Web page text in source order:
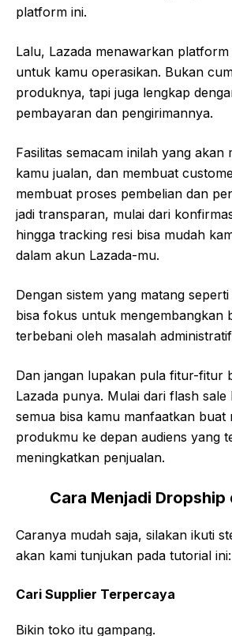
platform ini.
Lalu, Lazada menawarkan
untuk kamu operasikan. Bukan
produknya, tapi juga lengkap
pembayaran dan pengirimannya.
Fasilitas semacam inilah yang akan
kamu jualan, dan membuat
membuat proses pembelian dan
jadi transparan, mulai dari
hingga tracking resi bisa mudah
dalam akun Lazada-mu.
Dengan sistem yang matang
bisa fokus untuk mengembangkan
terbebani oleh masalah
Dan jangan lupakan pula fitur-fitur
Lazada punya. Mulai dari flash sale
semua bisa kamu manfaatkan buat
produkmu ke depan audiens yang
meningkatkan penjualan.
Cara Menjadi Dropship
Caranya mudah saja, silakan ikuti
akan kami tunjukan pada tutorial ini:
Cari Supplier Terpercaya
Bikin toko itu gampang.